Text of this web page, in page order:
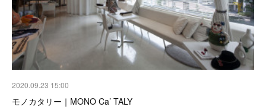
2020.09.23 15:00
モノカタリー｜MONO Ca’ TALY